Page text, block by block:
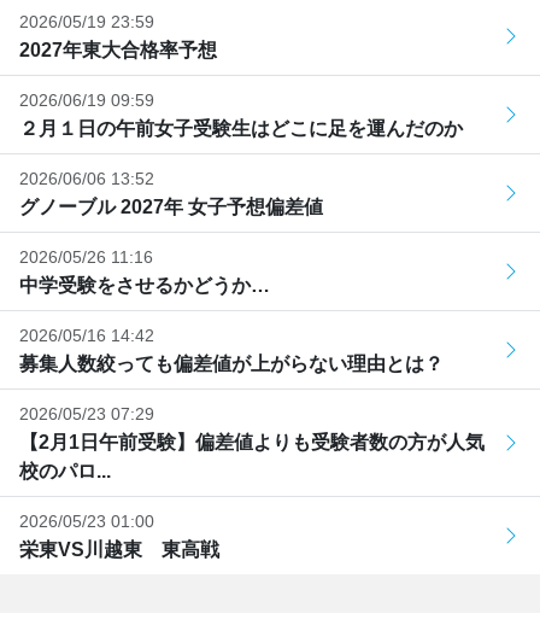
2026/05/19 23:59
2027年東大合格率予想
2026/06/19 09:59
２月１日の午前女子受験生はどこに足を運んだのか
2026/06/06 13:52
グノーブル 2027年 女子予想偏差値
2026/05/26 11:16
中学受験をさせるかどうか…
2026/05/16 14:42
募集人数絞っても偏差値が上がらない理由とは？
2026/05/23 07:29
【2月1日午前受験】偏差値よりも受験者数の方が人気
校のパロ...
2026/05/23 01:00
栄東VS川越東 東高戦